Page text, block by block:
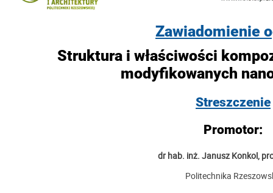
Zawiadomienie
Struktura i właściwości
modyfikowanych
Streszczenie
Promotor:
dr hab. inż. Janusz Konkol,
Politechnika